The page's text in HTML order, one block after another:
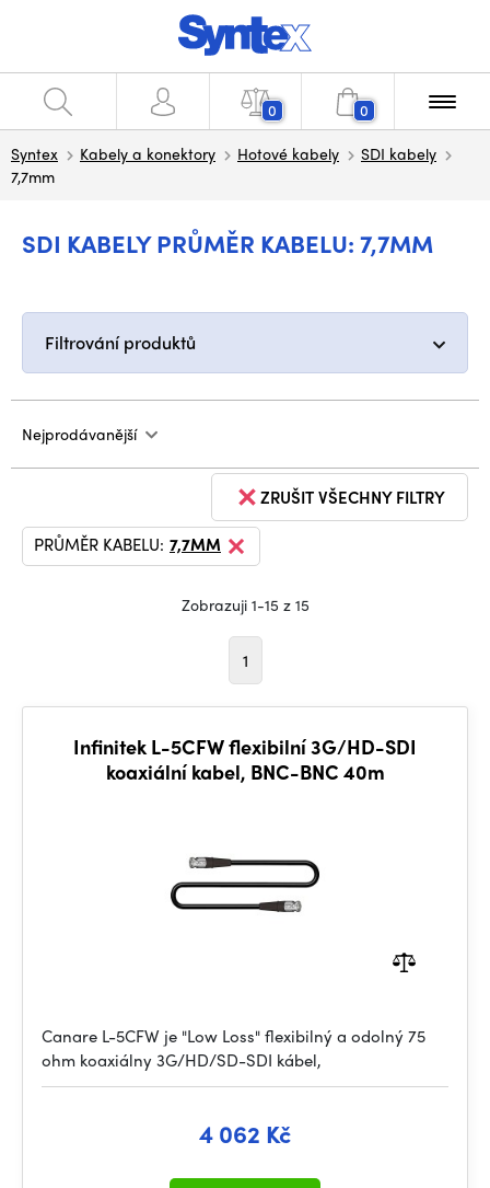
0 0
Syntex Kabely a konektory Hotové kabely
SDI kabely
7,7mm
SDI KABELY PRŮMĚR KABELU: 7,7MM
Filtrování produktů
Nejprodávanější
ZRUŠIT VŠECHNY FILTRY
PRŮMĚR KABELU: 7,7MM
Zobrazuji 1-15 z 15
1
Infinitek L-5CFW flexibilní 3G/HD-SDI
koaxiální kabel, BNC-BNC 40m
Canare L-5CFW je "Low Loss" flexibilný a odolný 75
ohm koaxiálny 3G/HD/SD-SDI kábel,
4 062 Kč